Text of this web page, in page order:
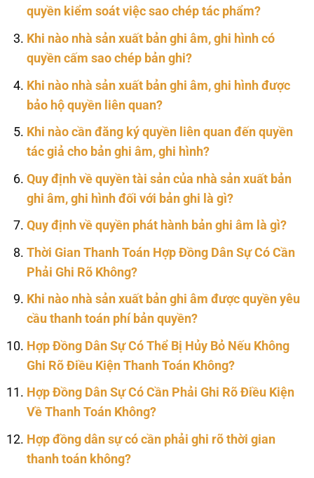
quyền kiểm soát việc sao chép tác phẩm?
Khi nào nhà sản xuất bản ghi âm, ghi hình có
quyền cấm sao chép bản ghi?
Khi nào nhà sản xuất bản ghi âm, ghi hình được
bảo hộ quyền liên quan?
Khi nào cần đăng ký quyền liên quan đến quyền
tác giả cho bản ghi âm, ghi hình?
Quy định về quyền tài sản của nhà sản xuất bản
ghi âm, ghi hình đối với bản ghi là gì?
Quy định về quyền phát hành bản ghi âm là gì?
Thời Gian Thanh Toán Hợp Đồng Dân Sự Có Cần
Phải Ghi Rõ Không?
Khi nào nhà sản xuất bản ghi âm được quyền yêu
cầu thanh toán phí bản quyền?
Hợp Đồng Dân Sự Có Thể Bị Hủy Bỏ Nếu Không
Ghi Rõ Điều Kiện Thanh Toán Không?
Hợp Đồng Dân Sự Có Cần Phải Ghi Rõ Điều Kiện
Về Thanh Toán Không?
Hợp đồng dân sự có cần phải ghi rõ thời gian
thanh toán không?